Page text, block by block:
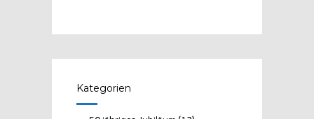
Kategorien